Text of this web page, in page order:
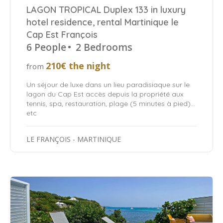
LAGON TROPICAL Duplex 133 in luxury
hotel residence, rental Martinique le
Cap Est François
6 People• 2 Bedrooms
from 210€ the night
Un séjour de luxe dans un lieu paradisiaque sur le
lagon du Cap Est accès depuis la propriété aux
tennis, spa, restauration, plage (5 minutes à pied)…
etc
LE FRANÇOIS - MARTINIQUE